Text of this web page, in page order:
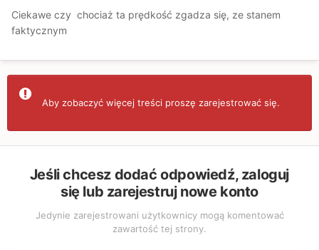
Ciekawe czy chociaż ta prędkość zgadza się, ze stanem
faktycznym
Aby zobaczyć więcej treści proszę zarejestrować się.
Jeśli chcesz dodać odpowiedź, zaloguj
się lub zarejestruj nowe konto
Jedynie zarejestrowani użytkownicy mogą komentować
zawartość tej strony.